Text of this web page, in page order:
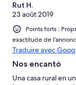
Rut H.
23 août 2019
Points forts :
exactitude de
Traduire avec
Nos encantó
Una casa rural en